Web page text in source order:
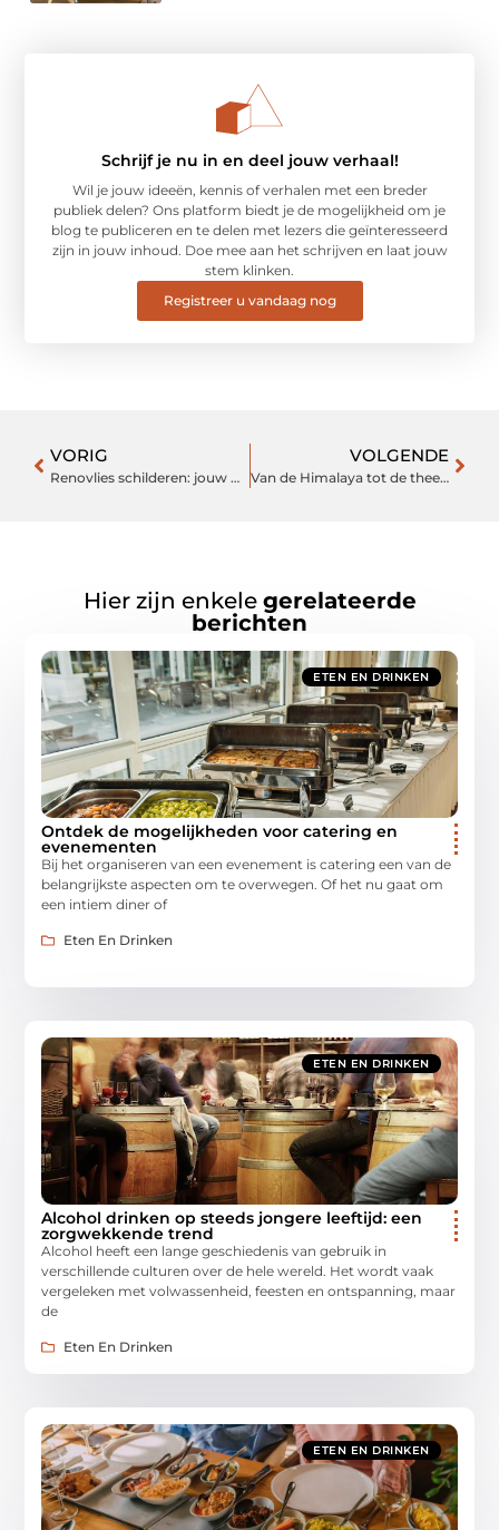
Schrijf je nu in en deel jouw verhaal!
Wil je jouw ideeën, kennis of verhalen met een breder
publiek delen? Ons platform biedt je de mogelijkheid om je
blog te publiceren en te delen met lezers die geïnteresseerd
zijn in jouw inhoud. Doe mee aan het schrijven en laat jouw
stem klinken.
Registreer u vandaag nog
VORIG
Renovlies schilderen: jouw muren als nieuw
VOLGENDE
Van de Himalaya tot de theevelden: een reis door Nepal en Sri Lanka
Hier zijn enkele gerelateerde
berichten
ETEN EN DRINKEN
Ontdek de mogelijkheden voor catering en
evenementen
Bij het organiseren van een evenement is catering een van de
belangrijkste aspecten om te overwegen. Of het nu gaat om
een intiem diner of
Eten En Drinken
ETEN EN DRINKEN
Alcohol drinken op steeds jongere leeftijd: een
zorgwekkende trend
Alcohol heeft een lange geschiedenis van gebruik in
verschillende culturen over de hele wereld. Het wordt vaak
vergeleken met volwassenheid, feesten en ontspanning, maar
de
Eten En Drinken
ETEN EN DRINKEN